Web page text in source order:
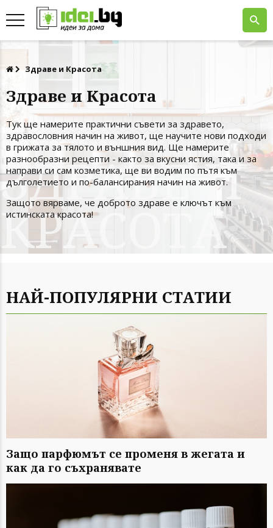
Здраве и Красота
Здраве и Красота
Тук ще намерите практични съвети за здравето,
здравословния начин на живот, ще научите нови подходи
в грижата за тялото и външния вид. Ще намерите
разнообразни рецепти - както за вкусни ястия, така и за
направи си сам козметика, ще ви водим по пътя към
дълголетието и по-балансирания начин на живот.
Защото вярваме, че доброто здраве е ключът към
истинската красота!
НАЙ-ПОПУЛЯРНИ СТАТИИ
Защо парфюмът се променя в жегата и
как да го съхранявате